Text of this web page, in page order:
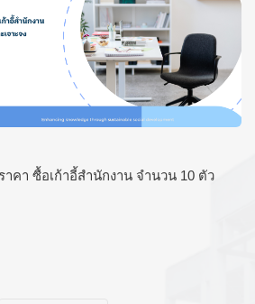
คา ซื้อเก้าอี้สำนักงาน จำนวน 10 ตัว